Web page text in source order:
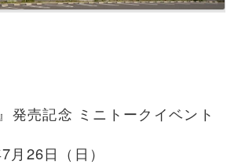
発売記念 ミニトークイベント
月26日（日）